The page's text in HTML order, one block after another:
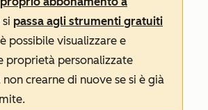
si passa agli strumenti gratuiti
possibile visualizzare e
proprietà personalizzate
crearne di nuove se si è già